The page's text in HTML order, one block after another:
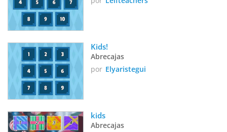
Abrecajas
por Elyaristegui
Abrecajas